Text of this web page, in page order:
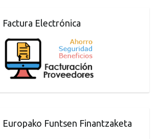
Factura Electrónica
Europako Funtsen Finantzaketa